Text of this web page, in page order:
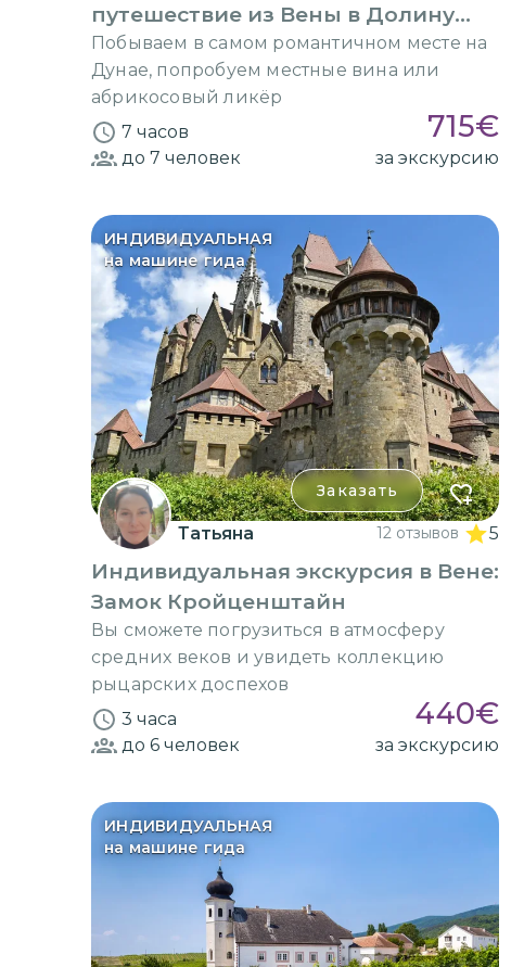
путешествие из Вены в Долину
Вахау
Побываем в самом романтичном месте на
Дунае, попробуем местные вина или
абрикосовый ликёр
7 часов
715€
до 7 человек за экскурсию
ИНДИВИДУАЛЬНАЯ
на машине гида
Заказать
Татьяна 12 отзывов 5
Индивидуальная экскурсия в Вене:
Замок Кройценштайн
Вы сможете погрузиться в атмосферу
средних веков и увидеть коллекцию
рыцарских доспехов
3 часа
440€
до 6 человек за экскурсию
ИНДИВИДУАЛЬНАЯ
на машине гида